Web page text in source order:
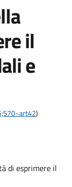
il
e
)
di esprimere il